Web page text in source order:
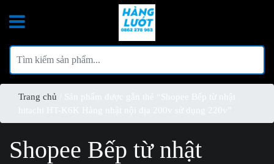
Trang chủ
Shopee Bếp từ nhật